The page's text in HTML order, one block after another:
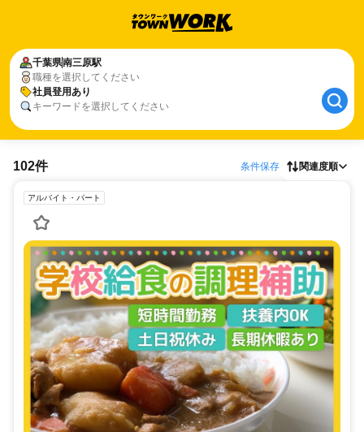
千葉県南三原駅
職種を選択してください
社員登用あり
キーワードを選択してください
102件 条件保存 関連度順
アルバイト・パート